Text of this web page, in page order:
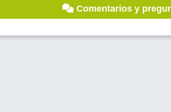
Comentarios y